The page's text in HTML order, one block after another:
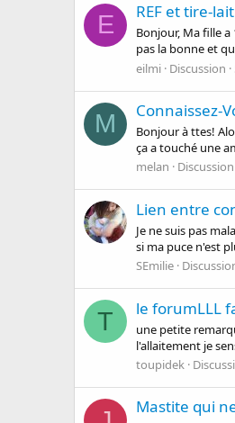
E REF et tire-lait
Bonjour, Ma fille
pas la bonne et
eilmi Discussion
M Connaissez-
Bonjour à ttes!
ça a touché une
melan
Discussion
Lien entre
Je ne suis pas
si ma puce n'est
SEmilie
T le forumLLL
une petite
l'allaitement je
toupidek
Mastite qui